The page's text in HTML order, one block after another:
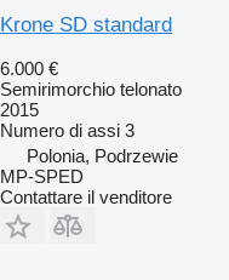
Krone SD standard
6.000 €
Semirimorchio telonato
2015
Numero di assi 3
Polonia, Podrzewie
MP-SPED
Contattare il venditore